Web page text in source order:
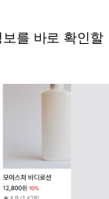
를 바로 확인할